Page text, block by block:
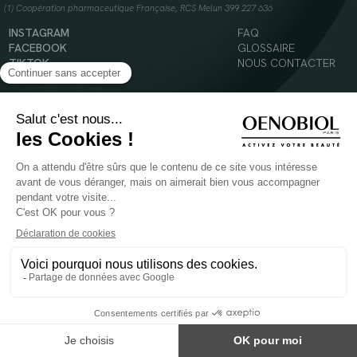
(1) Coopération pharmaceutique Française, RCS Melun 399 227 636
INSTAGRAM
FACEBOOK
TIKTOK
YOUTUBE
FAQ
GLOSSAIRE
NOUS CONTACTER
© 2024 Oenobiol Paris
Mentions légales
Politique en matière de cookies
POUR VOTRE SANTÉ, MANGEZ AU MOINS CINQ FRUITS ET LÉGUMES PAR JOUR -
Les complément alimentaires doivent être utilisés dans le cadre d'un mode de vie sain et
ne pas être utilisés comme substituts d'un régimes alimentaire varié et équilibré.